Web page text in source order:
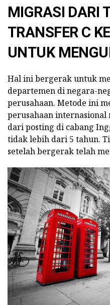
MIGRASI DARI
TRANSFER C
UNTUK
Hal ini bergerak untuk
departemen di negara-
perusahaan. Metode ini
perusahaan
dari posting di cabang
tidak lebih dari 5 tahun.
setelah bergerak telah